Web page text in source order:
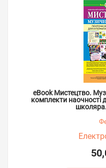
eBook Мистецтво.
комплекти наочності